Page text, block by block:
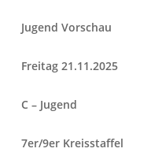
Jugend Vorschau
Freitag 21.11.2025
C – Jugend
7er/9er Kreisstaffel